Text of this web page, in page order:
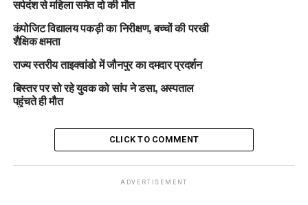
सर्पदंश से महिला समेत दो की मौत
कंपोजिट विद्यालय पकड़ी का निरीक्षण, बच्चों की परखी
शैक्षिक क्षमता
राज्य स्तरीय ताइक्वांडो में जौनपुर का दमदार प्रदर्शन
बिस्तर पर सो रहे युवक को सांप ने डसा, अस्पताल
पहुंचते ही मौत
CLICK TO COMMENT
ADVERTISEMENT